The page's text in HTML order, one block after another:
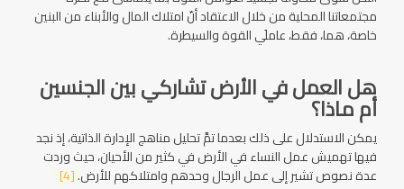
مجتمعاتنا المحلية من خلال الاعتقاد أنّ امتلاك المال والأبناء من البنين
خاصة، هما، فقط، عاملَي القوة والسيطرة.
هل العمل في الأرض تشاركي بين الجنسين
أم ماذا؟
يمكن الاستدلال على ذلك بعدما تمَّ تحليل مناهج الإدارة الذاتية، إذ نجد
فيها تهميش عمل النساء في الأرض في كثير من الأحيان، حيث وردت
عدة نصوص تشير إلى عمل الرجال وحدهم وامتلاكهم للأرض.[4]